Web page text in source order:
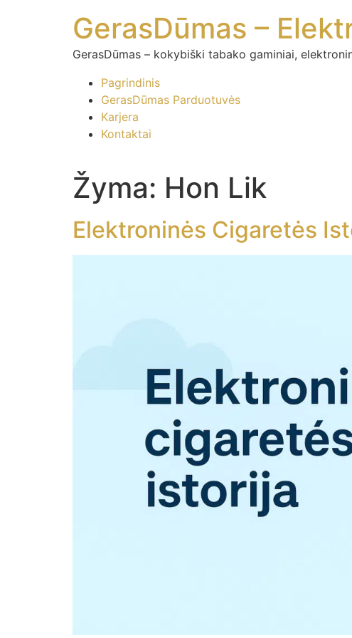
GerasDūmas –
GerasDūmas – kokybiški tabako gaminiai,
Pagrindinis
GerasDūmas Parduotuvės
Karjera
Kontaktai
Žyma: Hon Lik
Elektroninės Cigaretės